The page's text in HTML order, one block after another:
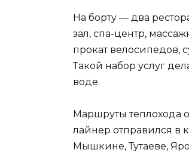
На борту — два
зал, спа-центр,
прокат велосипедов,
Такой набор услуг
воде.
Маршруты теплохода
лайнер отправился в
Мышкине, Тутаеве,